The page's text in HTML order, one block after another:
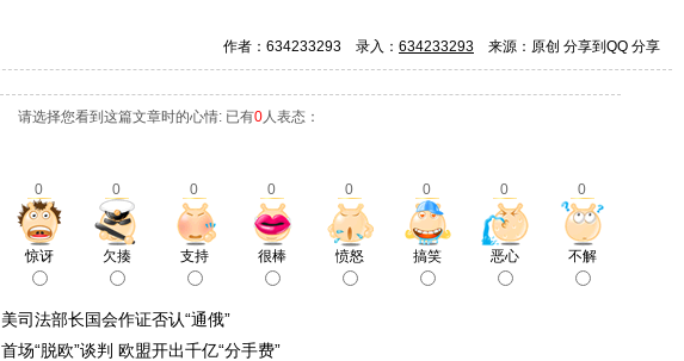
作者：634233293 录入： 634233293 来源：原创 分享到QQ 分享
请选择您看到这篇文章时的心情: 已有0人表态：
0 0 0 0 0 0 0 0
惊讶 欠揍 支持 很棒 愤怒 搞笑 恶心 不解
美司法部长国会作证否认“通俄”
首场“脱欧”谈判 欧盟开出千亿“分手费”